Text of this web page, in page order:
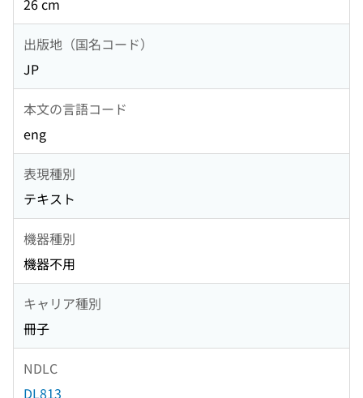
26 cm
出版地（国名コード）
JP
本文の言語コード
eng
表現種別
テキスト
機器種別
機器不用
キャリア種別
冊子
NDLC
DL813